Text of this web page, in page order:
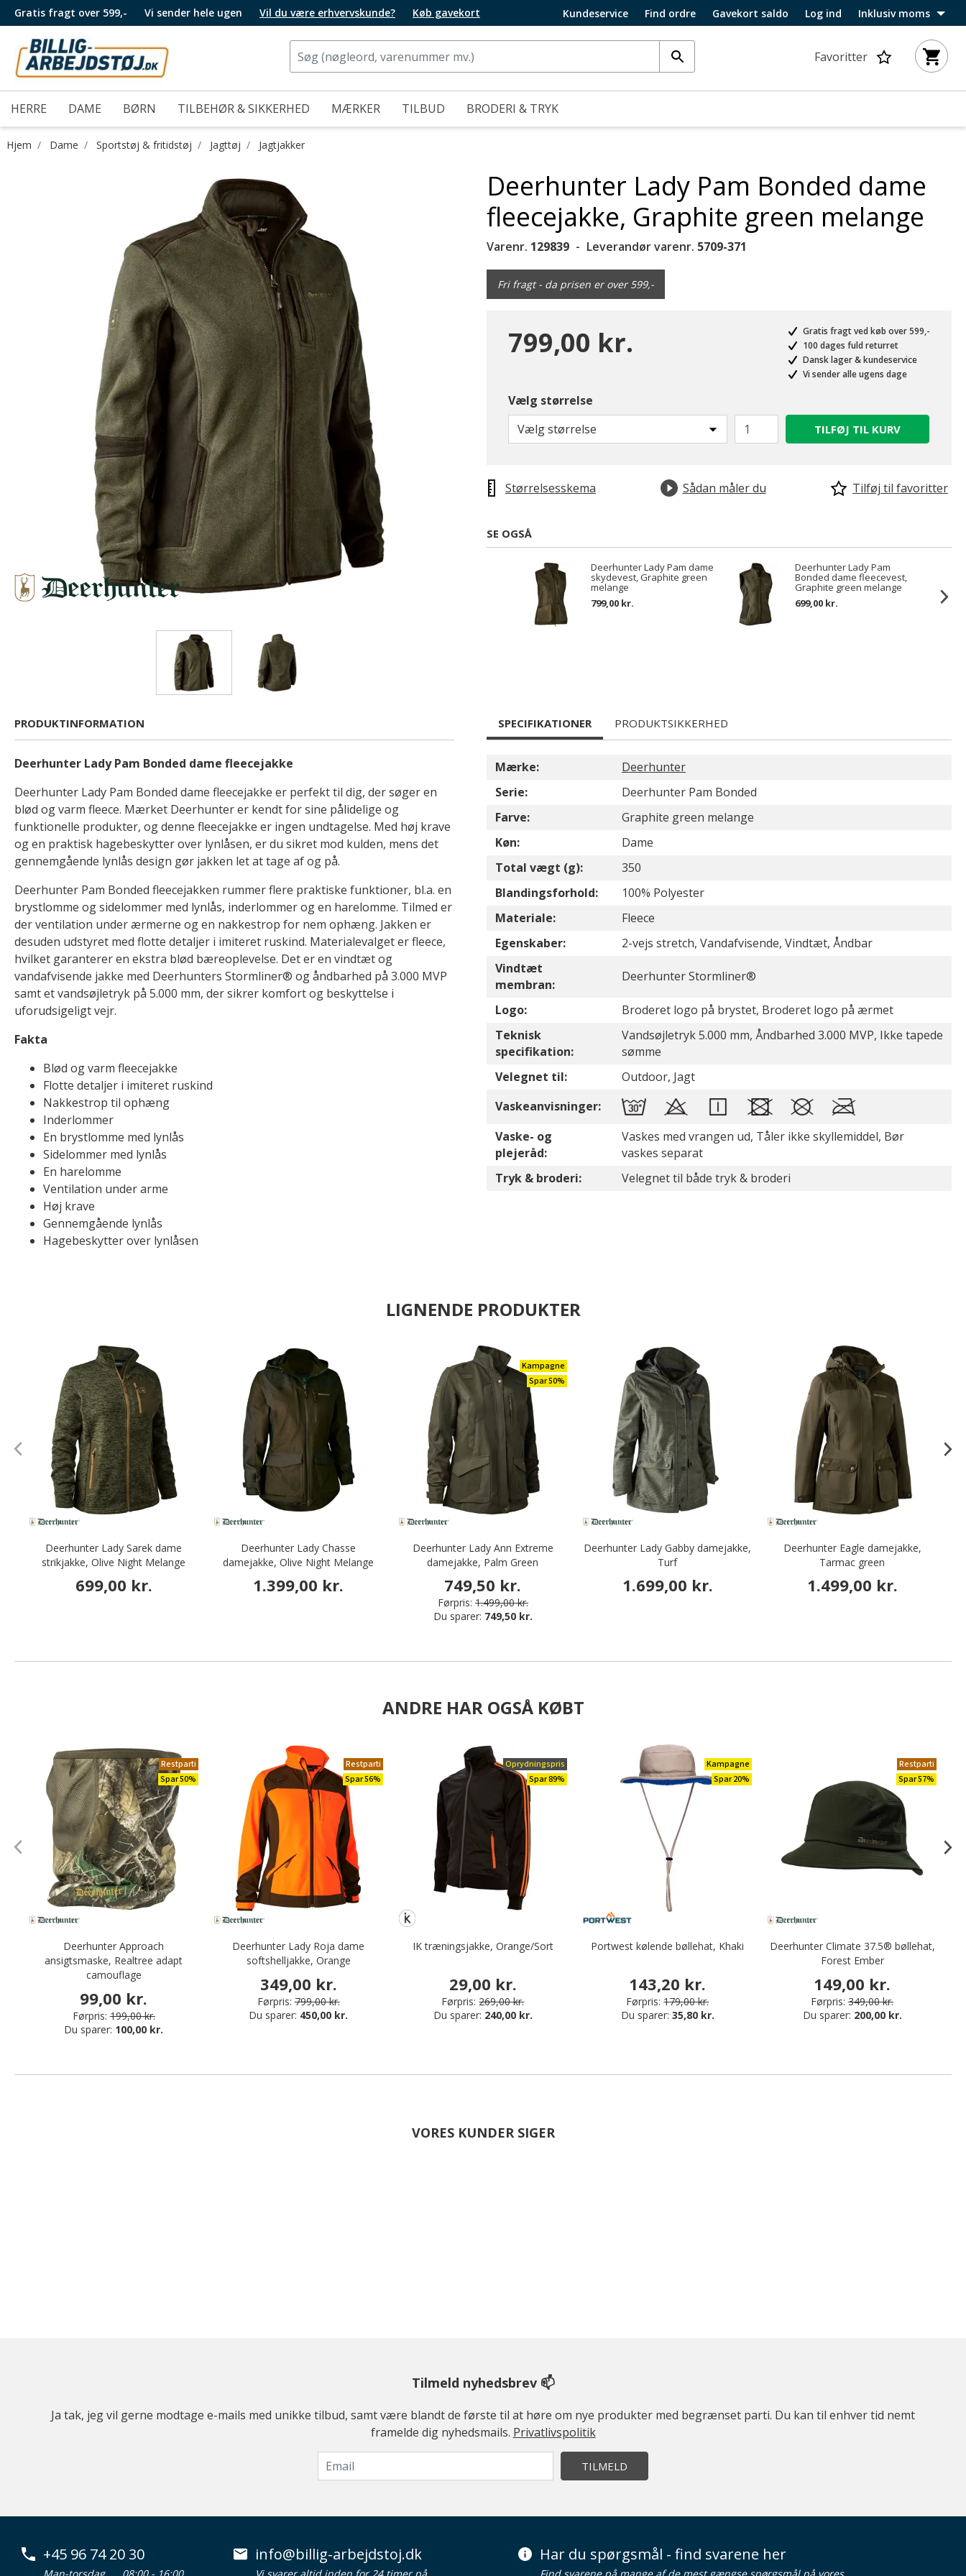
Gratis fragt over 599,- Vi sender hele ugen Vil du være erhvervskunde? Køb gavekort Kundeservice Find ordre Gavekort saldo Log ind Inklusiv moms
Favoritter
HERRE DAME BØRN TILBEHØR & SIKKERHED MÆRKER TILBUD BRODERI & TRYK
Hjem Dame Sportstøj & fritidstøj Jagttøj Jagtjakker
Deerhunter Lady Pam Bonded dame
fleecejakke, Graphite green melange
Varenr. 129839 Leverandør varenr. 5709-371
Fri fragt - da prisen er over 599,-
799,00 kr.
Gratis fragt ved køb over 599,-
100 dages fuld returret
Dansk lager & kundeservice
Vi sender alle ugens dage
Vælg størrelse
Vælg størrelse
TILFØJ TIL KURV
Størrelsesskema Sådan måler du Tilføj til favoritter
SE OGSÅ
Deerhunter Lady Pam dame
skydevest, Graphite green
melange
799,00 kr.
Deerhunter Lady Pam
Bonded dame fleecevest,
Graphite green melange
699,00 kr.
PRODUKTINFORMATION
Deerhunter Lady Pam Bonded dame fleecejakke
Deerhunter Lady Pam Bonded dame fleecejakke er perfekt til dig, der søger en
blød og varm fleece. Mærket Deerhunter er kendt for sine pålidelige og
funktionelle produkter, og denne fleecejakke er ingen undtagelse. Med høj krave
og en praktisk hagebeskytter over lynlåsen, er du sikret mod kulden, mens det
gennemgående lynlås design gør jakken let at tage af og på.
Deerhunter Pam Bonded fleecejakken rummer flere praktiske funktioner, bl.a. en
brystlomme og sidelommer med lynlås, inderlommer og en harelomme. Tilmed er
der ventilation under ærmerne og en nakkestrop for nem ophæng. Jakken er
desuden udstyret med flotte detaljer i imiteret ruskind. Materialevalget er fleece,
hvilket garanterer en ekstra blød bæreoplevelse. Det er en vindtæt og
vandafvisende jakke med Deerhunters Stormliner® og åndbarhed på 3.000 MVP
samt et vandsøjletryk på 5.000 mm, der sikrer komfort og beskyttelse i
uforudsigeligt vejr.
Fakta
Blød og varm fleecejakke
Flotte detaljer i imiteret ruskind
Nakkestrop til ophæng
Inderlommer
En brystlomme med lynlås
Sidelommer med lynlås
En harelomme
Ventilation under arme
Høj krave
Gennemgående lynlås
Hagebeskytter over lynlåsen
SPECIFIKATIONER PRODUKTSIKKERHED
Mærke:
Deerhunter
Serie:
Deerhunter Pam Bonded
Farve:
Graphite green melange
Køn:
Dame
Total vægt (g):
350
Blandingsforhold:
100% Polyester
Materiale:
Fleece
Egenskaber:
2-vejs stretch, Vandafvisende, Vindtæt, Åndbar
Vindtæt
membran:
Deerhunter Stormliner®
Logo:
Broderet logo på brystet, Broderet logo på ærmet
Teknisk
specifikation:
Vandsøjletryk 5.000 mm, Åndbarhed 3.000 MVP, Ikke tapede
sømme
Velegnet til:
Outdoor, Jagt
Vaskeanvisninger:
Vaske- og
plejeråd:
Vaskes med vrangen ud, Tåler ikke skyllemiddel, Bør
vaskes separat
Tryk & broderi:
Velegnet til både tryk & broderi
LIGNENDE PRODUKTER
Deerhunter Lady Sarek dame
strikjakke, Olive Night Melange
699,00 kr.
Deerhunter Lady Chasse
damejakke, Olive Night Melange
1.399,00 kr.
Kampagne
Spar 50%
Deerhunter Lady Ann Extreme
damejakke, Palm Green
749,50 kr.
Førpris: 1.499,00 kr.
Du sparer: 749,50 kr.
Deerhunter Lady Gabby damejakke,
Turf
1.699,00 kr.
Deerhunter Eagle damejakke,
Tarmac green
1.499,00 kr.
ANDRE HAR OGSÅ KØBT
Restparti
Spar 50%
Deerhunter Approach
ansigtsmaske, Realtree adapt
camouflage
99,00 kr.
Førpris: 199,00 kr.
Du sparer: 100,00 kr.
Restparti
Spar 56%
Deerhunter Lady Roja dame
softshelljakke, Orange
349,00 kr.
Førpris: 799,00 kr.
Du sparer: 450,00 kr.
Oprydningspris
Spar 89%
IK træningsjakke, Orange/Sort
29,00 kr.
Førpris: 269,00 kr.
Du sparer: 240,00 kr.
Kampagne
Spar 20%
Portwest kølende bøllehat, Khaki
143,20 kr.
Førpris: 179,00 kr.
Du sparer: 35,80 kr.
Restparti
Spar 57%
Deerhunter Climate 37.5® bøllehat,
Forest Ember
149,00 kr.
Førpris: 349,00 kr.
Du sparer: 200,00 kr.
VORES KUNDER SIGER
Tilmeld nyhedsbrev 📫
Ja tak, jeg vil gerne modtage e-mails med unikke tilbud, samt være blandt de første til at høre om nye produkter med begrænset parti. Du kan til enhver tid nemt
framelde dig nyhedsmails. Privatlivspolitik
TILMELD
+45 96 74 20 30
Man-torsdag 08:00 - 16:00
info@billig-arbejdstoj.dk
Vi svarer altid inden for 24 timer på
Har du spørgsmål - find svarene her
Find svarene på mange af de mest gængse spørgsmål på vores